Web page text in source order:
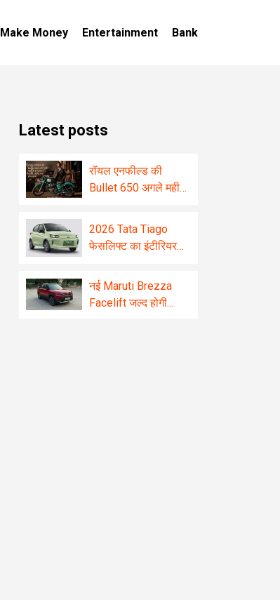
Make Money Entertainment Bank
Latest posts
रॉयल एनफील्ड की
Bullet 650 अगले महीने
खास
2026 Tata Tiago
फेसलिफ्ट का इंटीरियर
और कई नए फीचर्स से
होगी लैस
नई Maruti Brezza
Facelift जल्द होगी